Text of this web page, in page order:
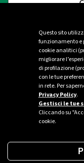
Questo sito
funzionamento e
cookie analitici
migliorare
di profilazione
con le tue
in rete. Per
Privacy Policy.
Gestisci le tue
Cliccando su
cookie.
Contatti
Ufficio